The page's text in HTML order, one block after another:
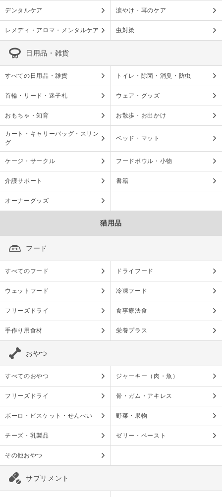
デンタルケア 涙やけ・耳のケア
レメディ・アロマ・メンタルケア 虫対策
日用品・雑貨
すべての日用品・雑貨 トイレ・除菌・消臭・防虫
首輪・リード・迷子札 ウェア・グッズ
おもちゃ・知育 お散歩・お出かけ
カート・キャリーバッグ・スリン
グ
ベッド・マット
ケージ・サークル フードボウル・小物
介護サポート 書籍
オーナーグッズ
猫用品
フード
すべてのフード ドライフード
ウェットフード 冷凍フード
フリーズドライ 食事療法食
手作り用食材 栄養プラス
おやつ
すべてのおやつ ジャーキー（肉・魚）
フリーズドライ 骨・ガム・アキレス
ボーロ・ビスケット・せんべい 野菜・果物
チーズ・乳製品 ゼリー・ペースト
その他おやつ
サプリメント